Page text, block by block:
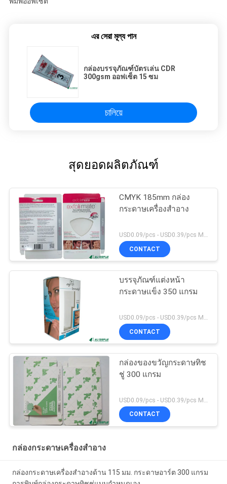
এর সেরা মূল্য পান
กล่องบรรจุภัณฑ์บัตรเล่น CDR
300gsm ออฟเซ็ต 15 ซม
চালিয়ে
สุดยอดผลิตภัณฑ์
CMYK 185mm กล่อง
กระดาษเครื่องสำอาง
CONTACT
บรรจุภัณฑ์แต่งหน้า
กระดาษแข็ง 350 แกรม
CONTACT
กล่องของขวัญกระดาษทิช
ชู่ 300 แกรม
CONTACT
กล่องกระดาษเครื่องสำอาง
กล่องกระดาษเครื่องสำอางด้าน 115 มม. กระดาษอาร์ต 300 แกรม